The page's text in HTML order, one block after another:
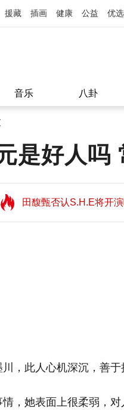
援藏 插画 健康 公益 优选
音乐 八卦
是好人吗
田馥甄否认S.H.E将开
望11:08
田馥甄否认S.H.E将开
，此人心机深沉，善于
，她表面上很柔弱，